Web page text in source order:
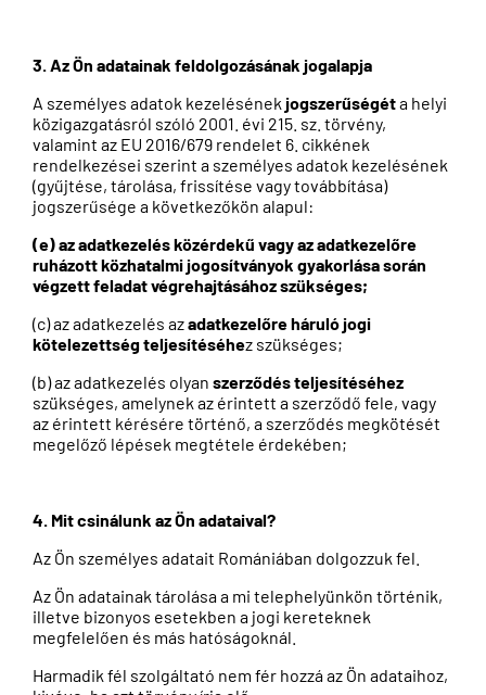
3. Az Ön adatainak feldolgozásának jogalapja
A személyes adatok kezelésének jogszerűségéta helyi
közigazgatásról szóló 2001. évi 215. sz. törvény,
valamint az EU 2016/679 rendelet 6. cikkének
rendelkezései szerint a személyes adatok kezelésének
(gyűjtése, tárolása, frissítése vagy továbbítása)
jogszerűsége a következőkön alapul:
(e) az adatkezelés közérdekű vagy az adatkezelőre
ruházott közhatalmi jogosítványok gyakorlása során
végzett feladat végrehajtásához szükséges;
(c) az adatkezelés azadatkezelőre háruló jogi
kötelezettség teljesítéséhez szükséges;
(b) az adatkezelés olyan szerződés teljesítéséhez
szükséges, amelynek az érintett a szerződő fele, vagy
az érintett kérésére történő, a szerződés megkötését
megelőző lépések megtétele érdekében;
4. Mit csinálunk az Ön adataival?
Az Ön személyes adatait Romániában dolgozzuk fel.
Az Ön adatainak tárolása a mi telephelyünkön történik,
illetve bizonyos esetekben a jogi kereteknek
megfelelően és más hatóságoknál.
Harmadik fél szolgáltató nem fér hozzá az Ön adataihoz,